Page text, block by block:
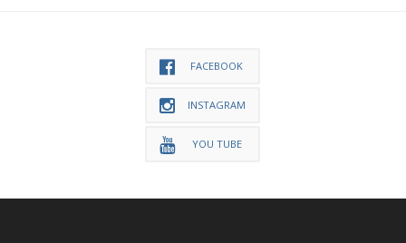
FACEBOOK
INSTAGRAM
YOU TUBE